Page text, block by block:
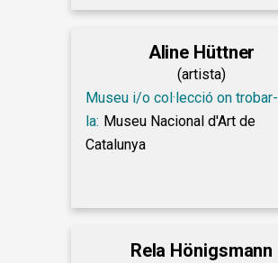
Aline Hüttner
(artista)
Museu i/o col·lecció on trobar-
la: Museu Nacional d'Art de
Catalunya
Rela Hönigsmann